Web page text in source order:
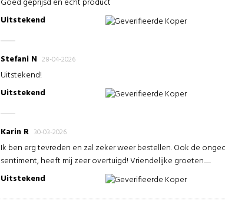
Goed geprijsd en echt product
Uitstekend
Geverifieerde Koper
Stefani N 28-04-2026
Uitstekend!
Uitstekend
Geverifieerde Koper
Karin R 30-03-2026
Ik ben erg tevreden en zal zeker weer bestellen. Ook de
sentiment, heeft mij zeer overtuigd! Vriendelijke groeten......
Uitstekend
Geverifieerde Koper